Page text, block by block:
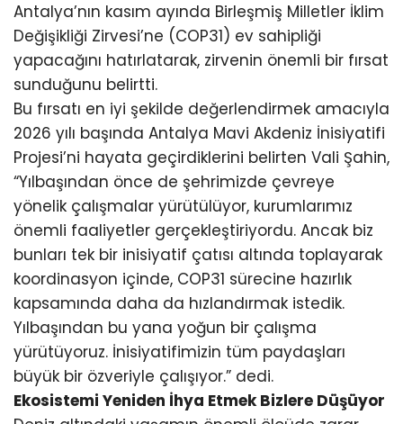
Antalya’nın kasım ayında Birleşmiş Milletler İklim
Değişikliği Zirvesi’ne (COP31) ev sahipliği
yapacağını hatırlatarak, zirvenin önemli bir fırsat
sunduğunu belirtti.
Bu fırsatı en iyi şekilde değerlendirmek amacıyla
2026 yılı başında Antalya Mavi Akdeniz İnisiyatifi
Projesi’ni hayata geçirdiklerini belirten Vali Şahin,
“Yılbaşından önce de şehrimizde çevreye
yönelik çalışmalar yürütülüyor, kurumlarımız
önemli faaliyetler gerçekleştiriyordu. Ancak biz
bunları tek bir inisiyatif çatısı altında toplayarak
koordinasyon içinde, COP31 sürecine hazırlık
kapsamında daha da hızlandırmak istedik.
Yılbaşından bu yana yoğun bir çalışma
yürütüyoruz. İnisiyatifimizin tüm paydaşları
büyük bir özveriyle çalışıyor.” dedi.
Ekosistemi Yeniden İhya Etmek Bizlere Düşüyor